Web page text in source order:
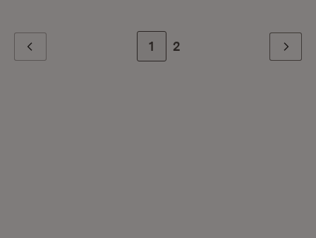
Zur Seite
1 Zur letzten Seite
2 Weiter